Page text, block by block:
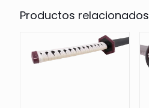
Productos relacionados